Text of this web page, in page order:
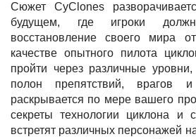
Сюжет CyClones
будущем, где игроки
восстановление своего мира
качестве опытного пилота
пройти через различные
полон препятствий, врагов
раскрывается по мере вашего
секреты технологии циклона и
встретят различных персонажей